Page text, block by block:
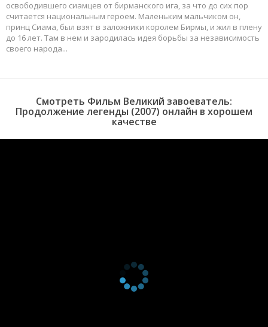
освободившего сиамцев от бирманского ига, за что до сих пор
считается национальным героем. Маленьким мальчиком он,
принц Сиама, был взят в заложники королем Бирмы, и жил в плену
до 16 лет. Там в нем и зародилась идея борьбы за независимость
своего народа...
Смотреть Фильм Великий завоеватель:
Продолжение легенды (2007) онлайн в хорошем
качестве